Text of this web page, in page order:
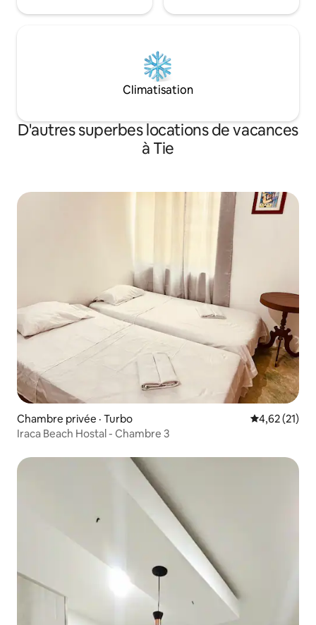
Climatisation
D'autres superbes locations de vacances
à Tie
Chambre privée · Turbo Note
4,62 (21)
Iraca Beach Hostal - Chambre 3